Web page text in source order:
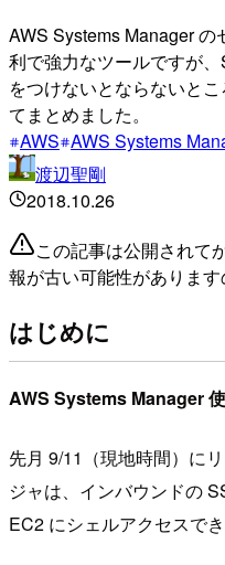
AWS Systems Manager
利で強力なツールですが
をつけないとならないと
てまとめました。
AWS AWS Systems
渡辺聖剛
2018.10.26
この記事は公開されて
報が古い可能性があります
はじめに
AWS Systems Manager
先月 9/11（現地時間）に
ジャは、インバウンドの
EC2 にシェルアクセスで